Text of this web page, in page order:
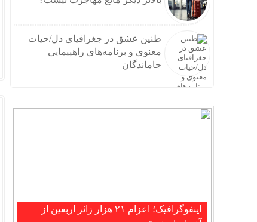
طنین عشق در جغرافیای دل/حیات
معنوی و برنامه‌های راهپیمایی
جاماندگان
اینفوگرافیک؛ اعزام ۲۱ هزار زائر اربعین از
تکذیب شایعه حمله جنگنده‌های آمریکایی به